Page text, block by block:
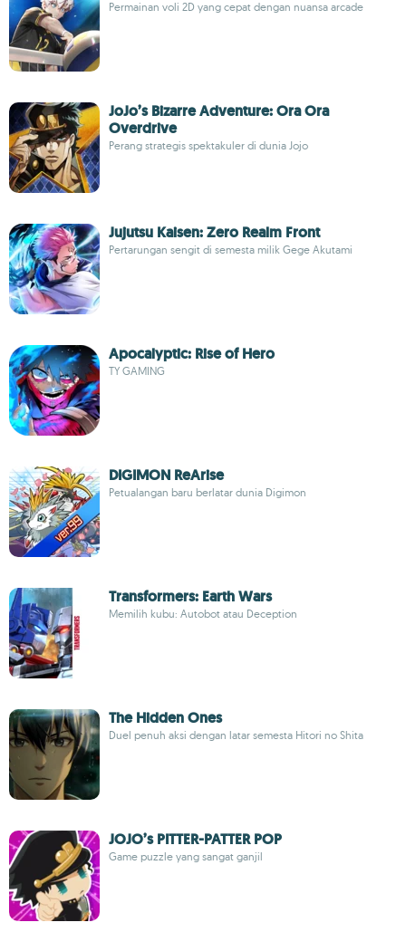
Permainan voli 2D yang cepat dengan nuansa arcade
JoJo’s Bizarre Adventure: Ora Ora
Overdrive
Perang strategis spektakuler di dunia Jojo
Jujutsu Kaisen: Zero Realm Front
Pertarungan sengit di semesta milik Gege Akutami
Apocalyptic: Rise of Hero
TY GAMING
DIGIMON ReArise
Petualangan baru berlatar dunia Digimon
Transformers: Earth Wars
Memilih kubu: Autobot atau Deception
The Hidden Ones
Duel penuh aksi dengan latar semesta Hitori no Shita
JOJO’s PITTER-PATTER POP
Game puzzle yang sangat ganjil